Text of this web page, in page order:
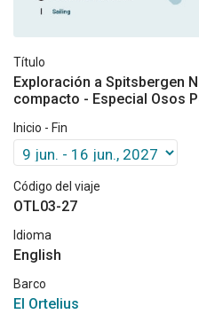
Título
Exploración a Spitsbergen
compacto - Especial Osos
Inicio - Fin
Código del viaje
OTL03-27
Idioma
English
Barco
El Ortelius